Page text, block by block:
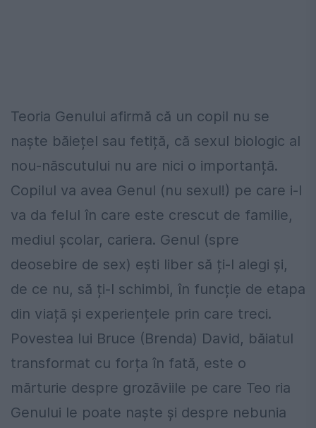
Teoria Genului afirmă că un copil nu se
naște băiețel sau fetiță, că sexul biologic al
nou-născutului nu are nici o importanță.
Copilul va avea Genul (nu sexul!) pe care i-l
va da felul în care este crescut de familie,
mediul școlar, cariera. Genul (spre
deosebire de sex) ești liber să ți-l alegi și,
de ce nu, să ți-l schimbi, în funcție de etapa
din viață și experiențele prin care treci.
Povestea lui Bruce (Brenda) David, băiatul
transformat cu forța în fată, este o
mărturie despre grozăviile pe care Teo ria
Genului le poate naște și despre nebunia